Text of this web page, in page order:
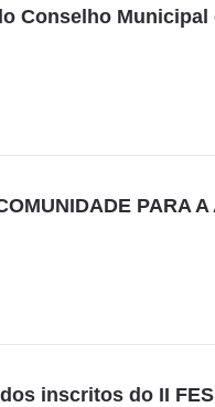
Conselho Municipal
PARA
inscritos do II